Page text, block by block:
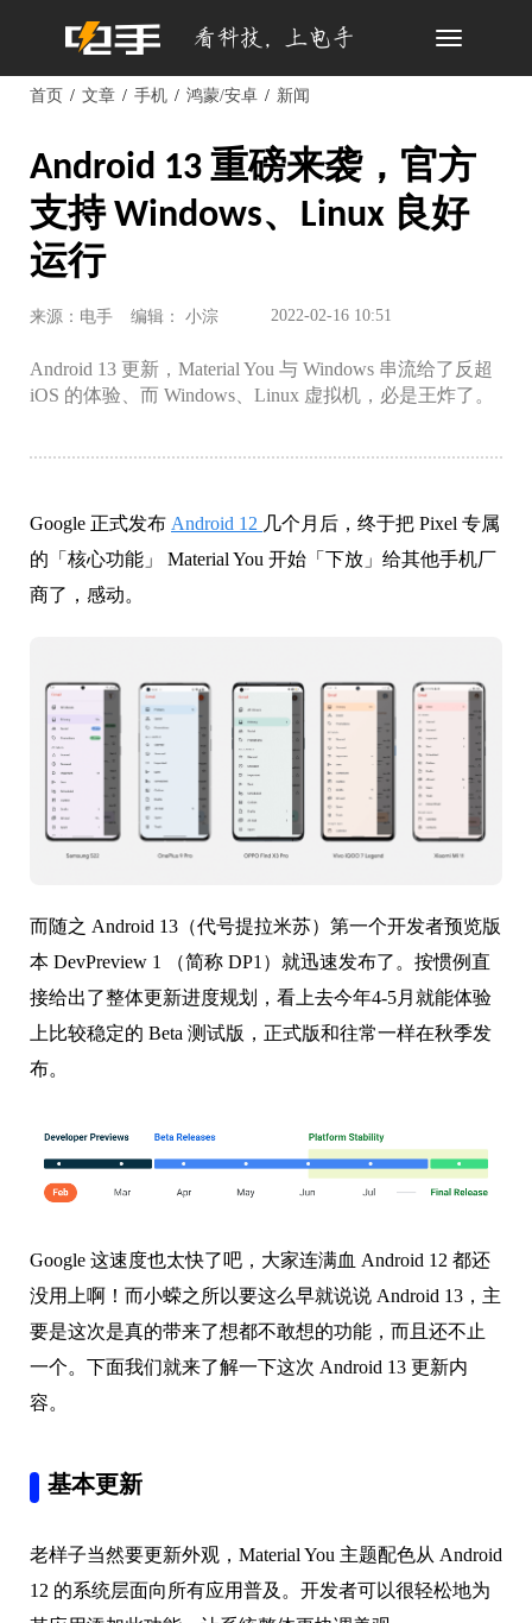
Toggle
首页 文章 手机 鸿蒙/安卓 新闻
Android 13 重磅来袭，官方
支持 Windows、Linux 良好
运行
来源：电手 编辑： 小淙 2022-02-16 10:51
Android 13 更新，Material You 与 Windows 串流给了反超
iOS 的体验、而 Windows、Linux 虚拟机，必是王炸了。
Google 正式发布 Android 12 几个月后，终于把 Pixel 专属
的「核心功能」 Material You 开始「下放」给其他手机厂
商了，感动。
而随之 Android 13（代号提拉米苏）第一个开发者预览版
本 DevPreview 1 （简称 DP1）就迅速发布了。按惯例直
接给出了整体更新进度规划，看上去今年4-5月就能体验
上比较稳定的 Beta 测试版，正式版和往常一样在秋季发
布。
Google 这速度也太快了吧，大家连满血 Android 12 都还
没用上啊！而小蝾之所以要这么早就说说 Android 13，主
要是这次是真的带来了想都不敢想的功能，而且还不止
一个。下面我们就来了解一下这次 Android 13 更新内
容。
基本更新
老样子当然要更新外观，Material You 主题配色从 Android
12 的系统层面向所有应用普及。开发者可以很轻松地为